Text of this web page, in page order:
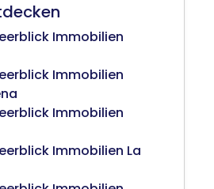
Immobilien
Immobilien
Immobilien
Immobilien La